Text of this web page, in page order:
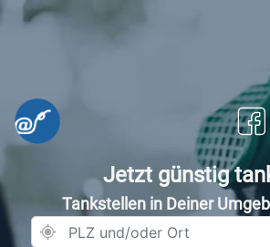
Jetzt günstig
Tankstellen in Deiner